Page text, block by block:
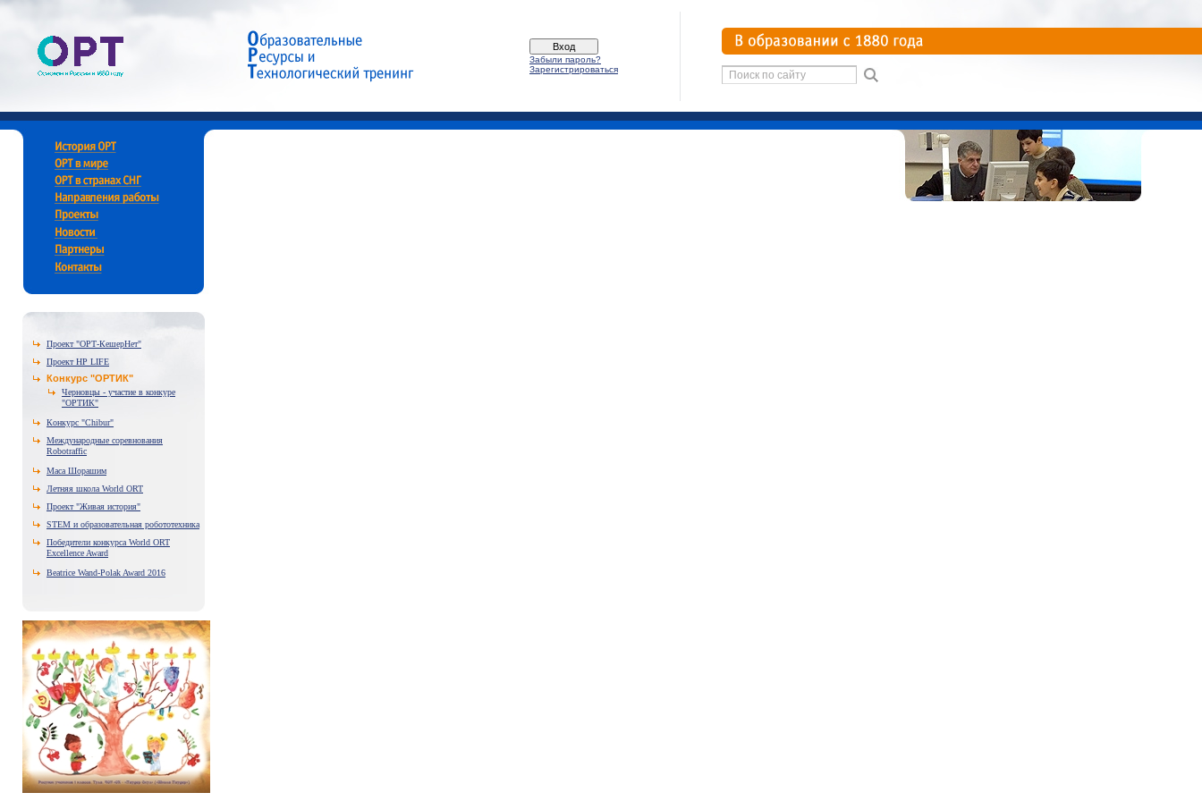
Забыли пароль?
Зарегистрироваться
Проект "ОРТ-КешерНет"
Проект HP LIFE
Конкурс "ОРТИК"
Черновцы - участие в конкуре
"ОРТИК"
Конкурс "Chibur"
Международные соревнования
Robotraffic
Маса Шорашим
Летняя школа World ORT
Проект "Живая история"
STEM и образовательная робототехника
Победители конкурса World ORT
Excellence Award
Beatrice Wand-Polak Award 2016